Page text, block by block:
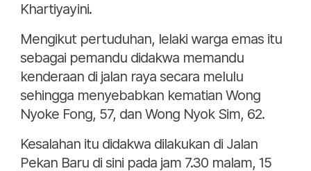
Khartiyayini.
Mengikut pertuduhan, lelaki warga emas itu
sebagai pemandu didakwa memandu
kenderaan di jalan raya secara melulu
sehingga menyebabkan kematian Wong
Nyoke Fong, 57, dan Wong Nyok Sim, 62.
Kesalahan itu didakwa dilakukan di Jalan
Pekan Baru di sini pada jam 7.30 malam, 15